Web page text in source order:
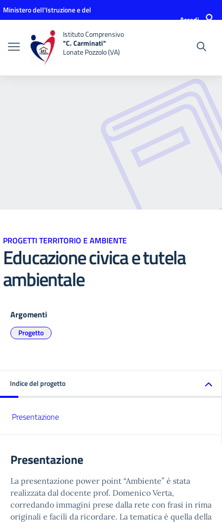
Vai ai contenuti
Vai al menu di navigazione
Vai al footer
Ministero dell'Istruzione e del
Accedi
Istituto Comprensivo
"C. Carminati"
Lonate Pozzolo (VA)
PROGETTI TERRITORIO E AMBIENTE
Educazione civica e tutela
ambientale
Argomenti
Progetto
Indice del progetto
Presentazione
Presentazione
La presentazione power point “Ambiente” è stata
realizzata dal docente prof. Domenico Verta,
corredando immagini prese dalla rete con frasi in rima
originali e facili da ricordare. La tematica è quella della